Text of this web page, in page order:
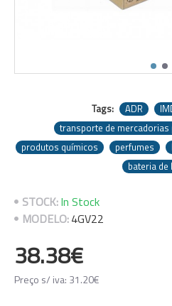
Tags: ADR
transporte de
produtos químicos
perfumes
bateria de
STOCK:In Stock
MODELO:4GV22
38.38€
Preço s/ iva: 31.20€